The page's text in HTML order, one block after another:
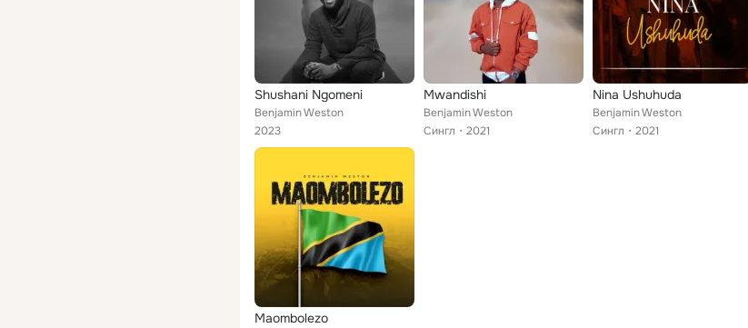
Shushani Ngomeni
Benjamin Weston
2023
Mwandishi
Benjamin Weston
Сингл
2021
Nina Ushuhuda
Benjamin Weston
Сингл
2021
Maombolezo